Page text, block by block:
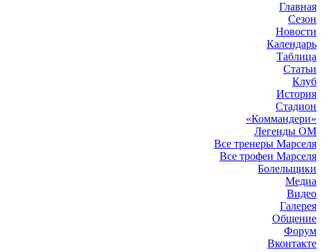
Главная
Сезон
Новости
Календарь
Таблица
Статьи
Клуб
История
Стадион
«Коммандери»
Легенды ОМ
Все тренеры Марселя
Все трофеи Марселя
Болельщики
Медиа
Видео
Галерея
Общение
Форум
Вконтакте